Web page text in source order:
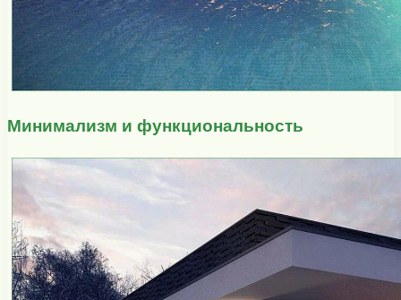
Минимализм и функциональность